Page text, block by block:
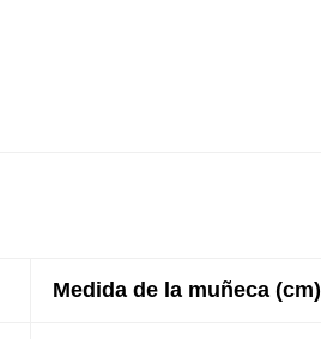
Medida de la muñeca (cm)